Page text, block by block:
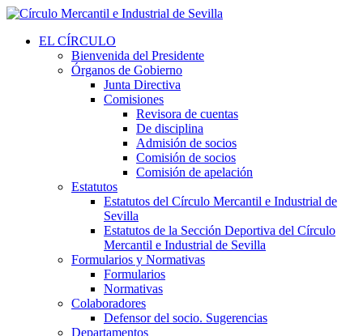
EL CÍRCULO
Bienvenida del Presidente
Órganos de Gobierno
Junta Directiva
Comisiones
Revisora de cuentas
De disciplina
Admisión de socios
Comisión de socios
Comisión de apelación
Estatutos
Estatutos del Círculo Mercantil e Industrial de
Sevilla
Estatutos de la Sección Deportiva del Círculo
Mercantil e Industrial de Sevilla
Formularios y Normativas
Formularios
Normativas
Colaboradores
Defensor del socio. Sugerencias
Departamentos